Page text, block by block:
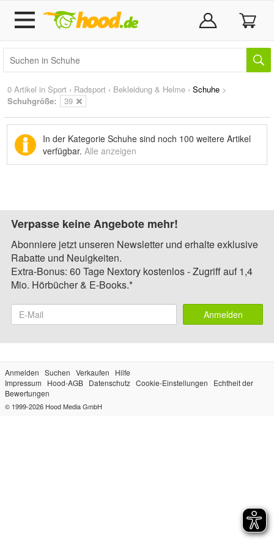
0 Artikel in Sport › Radsport › Bekleidung & Helme › Schuhe >
Schuhgröße:
39
In der Kategorie Schuhe sind noch 100 weitere Artikel
verfügbar. Alle anzeigen
Verpasse keine Angebote mehr!
Abonniere jetzt unseren Newsletter und erhalte exklusive
Rabatte und Neuigkeiten.
Extra-Bonus: 60 Tage Nextory kostenlos - Zugriff auf 1,4
Mio. Hörbücher & E-Books.*
Anmelden
Anmelden Suchen Verkaufen
Hilfe
Impressum
Hood-AGB Datenschutz Cookie-Einstellungen
Echtheit der
Bewertungen
© 1999-2026 Hood Media GmbH